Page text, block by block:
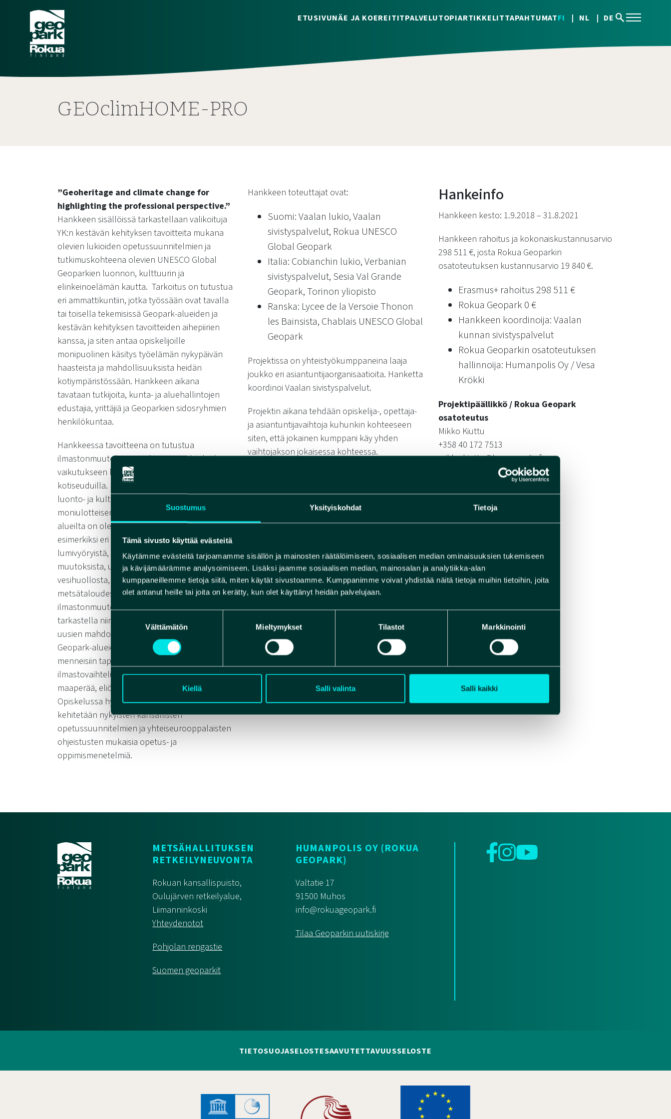
Suostumus Yksityiskohdat Tietoja
Tämä sivusto käyttää evästeitä
Käytämme evästeitä tarjoamamme sisällön ja mainosten räätälöimiseen, sosiaalisen median ominaisuuksien tukemiseen
ja kävijämäärämme analysoimiseen. Lisäksi jaamme sosiaalisen median, mainosalan ja analytiikka-alan
kumppaneillemme tietoja siitä, miten käytät sivustoamme. Kumppanimme voivat yhdistää näitä tietoja muihin tietoihin, joita
olet antanut heille tai joita on kerätty, kun olet käyttänyt heidän palvelujaan.
Välttämätön Mieltymykset Tilastot Markkinointi
Kiellä Salli valinta Salli kaikki
ETUSIVUNÄE JA KOEREITITPALVELUTOPIARTIKKELITTAPAHTUMATFI NL DE search
GEOclimHOME-PRO
”Geoheritage and climate change for
highlighting the professional perspective.”
Hankkeen sisällöissä tarkastellaan valikoituja
YK:n kestävän kehityksen tavoitteita mukana
olevien lukioiden opetussuunnitelmien ja
tutkimuskohteena olevien UNESCO Global
Geoparkien luonnon, kulttuurin ja
elinkeinoelämän kautta. Tarkoitus on tutustua
eri ammattikuntiin, jotka työssään ovat tavalla
tai toisella tekemisissä Geopark-alueiden ja
kestävän kehityksen tavoitteiden aihepiirien
kanssa, ja siten antaa opiskelijoille
monipuolinen käsitys työelämän nykypäivän
haasteista ja mahdollisuuksista heidän
kotiympäristössään. Hankkeen aikana
tavataan tutkijoita, kunta- ja aluehallintojen
edustajia, yrittäjiä ja Geoparkien sidosryhmien
henkilökuntaa.
Hankkeessa tavoitteena on tutustua
ilmastonmuutokseen ja ilmastonvaihteluiden
vaikutukseen lukio-opiskelijoiden
kotiseuduilla. UNESCO Global Geoparkien
luonto- ja kulttuuriperintö antavat tähän
moniulotteisen oppimisympäristön, sillä
alueilta on olemassa kattavaa tutkimustietoa
esimerkiksi eri aikakausien tulvista,
lumivyöryistä, geo- ja biodiversiteetin
muutoksista, uusien lajien levittäytymisestä,
vesihuollosta, uusiutuvasta energiasta,
metsätaloudesta jne. Näiden aiheiden kautta
ilmastonmuutoksen vaikutuksia voidaan
tarkastella niin riskien kuin luonnonvarojen ja
uusien mahdollisuuksienkin näkökulmasta.
Geopark-alueiden kautta perehdytään myös
menneisiin tapahtumiin kuten muinaisiin
ilmastovaihteluihin tutkimalla kallio- ja
maaperää, eliöstöä ja ihmishistoriaa.
Opiskelussa hyödynnetään ja edelleen
kehitetään nykyisten kansallisten
opetussuunnitelmien ja yhteiseurooppalaisten
ohjeistusten mukaisia opetus- ja
oppimismenetelmiä.
Hankkeen toteuttajat ovat:
Suomi: Vaalan lukio, Vaalan
sivistyspalvelut, Rokua UNESCO
Global Geopark
Italia: Cobianchin lukio, Verbanian
sivistyspalvelut, Sesia Val Grande
Geopark, Torinon yliopisto
Ranska: Lycee de la Versoie Thonon
les Bainsista, Chablais UNESCO Global
Geopark
Projektissa on yhteistyökumppaneina laaja
joukko eri asiantuntijaorganisaatioita. Hanketta
koordinoi Vaalan sivistyspalvelut.
Projektin aikana tehdään opiskelija-, opettaja-
ja asiantuntijavaihtoja kuhunkin kohteeseen
siten, että jokainen kumppani käy yhden
vaihtojakson jokaisessa kohteessa.
tarkkaillaan ilmastonmuutoksen vaikutuksia
niin maa- ja kallioperässä, ekosysteemeissä
kuin kulttuuriympäristöissäkin.Seuraa
Hankeinfo
Hankkeen kesto: 1.9.2018 – 31.8.2021
Hankkeen rahoitus ja kokonaiskustannusarvio
298 511 €, josta Rokua Geoparkin
osatoteutuksen kustannusarvio 19 840 €.
Erasmus+ rahoitus 298 511 €
Rokua Geopark 0 €
Hankkeen koordinoija: Vaalan
kunnan sivistyspalvelut
Rokua Geoparkin osatoteutuksen
hallinnoija: Humanpolis Oy / Vesa
Krökki
Projektipäällikkö / Rokua Geopark
osatoteutus
Mikko Kiuttu
+358 40 172 7513
mikko.kiuttu@humanpolis.fi
METSÄHALLITUKSEN
RETKEILYNEUVONTA
Rokuan kansallispuisto,
Oulujärven retkeilyalue,
Liimanninkoski
Yhteydenotot
Pohjolan rengastie
Suomen geoparkit
HUMANPOLIS OY (ROKUA
GEOPARK)
Valtatie 17
91500 Muhos
info@rokuageopark.fi
Tilaa Geoparkin uutiskirje
Facebook
Instagram
TIETOSUOJASELOSTESAAVUTETTAVUUSSELOSTE